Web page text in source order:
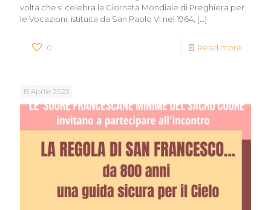
volta che si celebra la Giornata Mondiale di Preghiera per
le Vocazioni, istituita da San Paolo VI nel 1964, […]
0 Read more
15 Aprile 2023